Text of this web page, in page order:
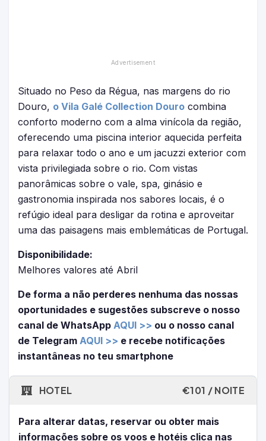
Situado no Peso da Régua, nas margens do rio
Douro, o Vila Galé Collection Douro combina
conforto moderno com a alma vinícola da região,
oferecendo uma piscina interior aquecida perfeita
para relaxar todo o ano e um jacuzzi exterior com
vista privilegiada sobre o rio. Com vistas
panorâmicas sobre o vale, spa, ginásio e
gastronomia inspirada nos sabores locais, é o
refúgio ideal para desligar da rotina e aproveitar
uma das paisagens mais emblemáticas de Portugal.
Disponibilidade:
Melhores valores até Abril
De forma a não perderes nenhuma das nossas
oportunidades e sugestões subscreve o nosso
canal de WhatsApp AQUI >> ou o nosso canal
de Telegram AQUI >> e recebe notificações
instantâneas no teu smartphone
HOTEL €101 / NOITE
Para alterar datas, reservar ou obter mais
informações sobre os voos e hotéis clica nas